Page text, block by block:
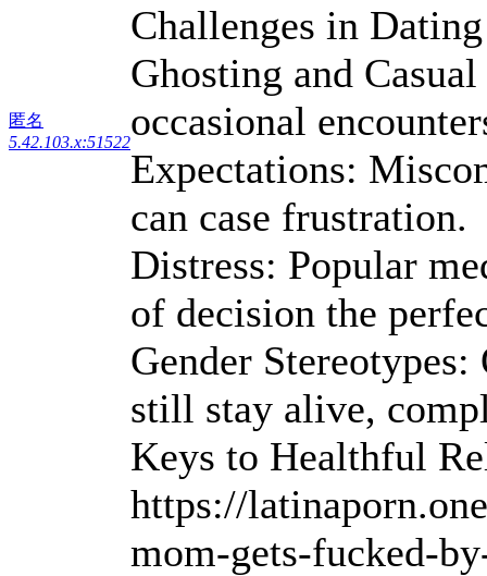
匿名
5.42.103.x:51522
Challenges in Dating
Ghosting and
occasional
Expectations:
can case frustration.
Distress: Popular
of decision the
Gender
still stay alive,
Keys to Healthful
https://
mom-gets-fucked-